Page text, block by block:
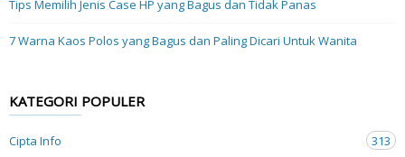
Tips Memilih Jenis Case HP yang Bagus dan Tidak Panas
7 Warna Kaos Polos yang Bagus dan Paling Dicari Untuk Wanita
KATEGORI POPULER
Cipta Info
313